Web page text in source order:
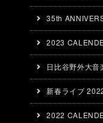
35th
2023
日比谷野外大
新春ライブ
2022